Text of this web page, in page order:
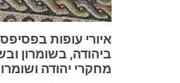
איורי עופות
ביהודה, בשומרון
מחקרי יהודה ושומרון